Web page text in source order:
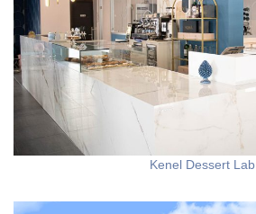
Kenel Dessert Lab